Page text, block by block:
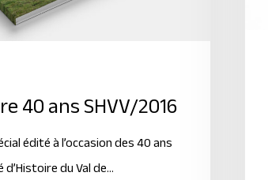
40 ans SHVV/2016
édité à l’occasion des 40 ans
d’Histoire du Val de…